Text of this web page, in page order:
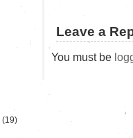
Leave a
You must be
(19)